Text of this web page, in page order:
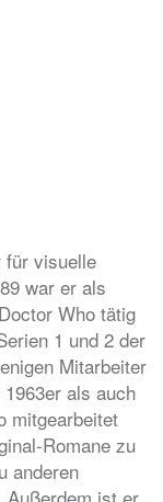
für visuelle
war er als
Who tätig
1 und 2 der
Mitarbeiter
als auch
mitgearbeitet
Romane zu
anderen